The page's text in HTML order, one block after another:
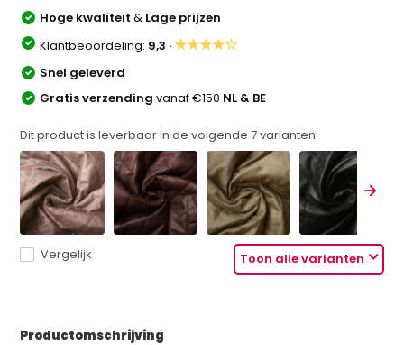
Hoge kwaliteit& Lage prijzen
Klantbeoordeling: 9,3 ·★★★★☆
Snel geleverd
Gratis verzendingvanaf €150 NL & BE
Dit product is leverbaar in de volgende7varianten:
Toon alle varianten
Vergelijk
Productomschrijving